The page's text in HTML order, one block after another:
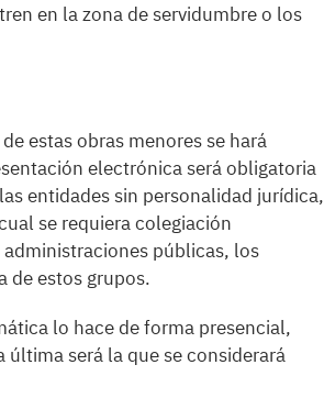
en la zona de servidumbre o los
estas obras menores se hará
electrónica será obligatoria
entidades sin personalidad jurídica,
se requiera colegiación
públicas, los
de estos grupos.
lo hace de forma presencial,
última será la que se considerará